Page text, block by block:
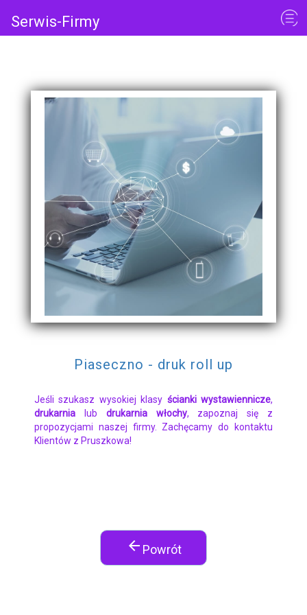
Serwis-Firmy
Piaseczno - druk roll up
Jeśli szukasz wysokiej klasy ścianki wystawiennicze,
drukarnia lub drukarnia włochy, zapoznaj się z
propozycjami naszej firmy. Zachęcamy do kontaktu
Klientów z Pruszkowa!
arrow_back Powrót